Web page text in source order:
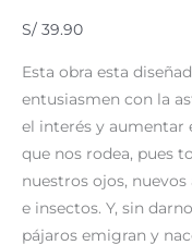
S/ 39.90
Esta obra esta
entusiasmen con la
el interés y aumentar
que nos rodea, pues
nuestros ojos,
e insectos. Y, sin
pájaros emigran y